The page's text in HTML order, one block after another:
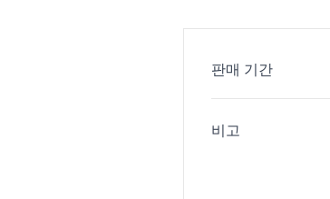
판매 기간
비고